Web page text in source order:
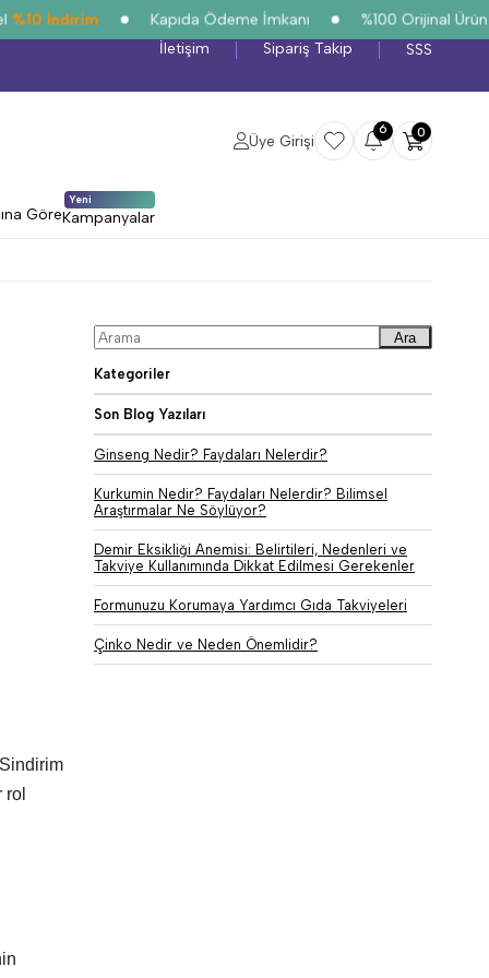
İndirim Kapıda Ödeme İmkanı
%100 Orijinal Ürün
İletişim Sipariş Takip SSS
Üye Girişi
6 0
Göre
Yeni
Kampanyalar
rol
Ara
Kategoriler
Son Blog Yazıları
Ginseng Nedir? Faydaları Nelerdir?
Kurkumin Nedir? Faydaları Nelerdir? Bilimsel
Araştırmalar Ne Söylüyor?
Demir Eksikliği Anemisi: Belirtileri, Nedenleri ve
Takviye Kullanımında Dikkat Edilmesi Gerekenler
Formunuzu Korumaya Yardımcı Gıda Takviyeleri
Çinko Nedir ve Neden Önemlidir?